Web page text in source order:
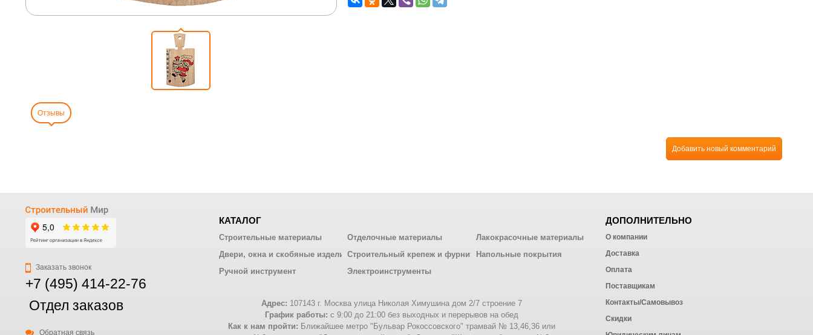
Отзывы
Добавить новый комментарий
Заказать звонок
+7 (495) 414-22-76
Отдел заказов
Обратная связь
КАТАЛОГ
Строительные материалы Отделочные материалы
Лакокрасочные материалы
Двери, окна и скобяные изделияСтроительный крепеж и фурнитураНапольные покрытия
Ручной инструмент
Электроинструменты
Адрес: 107143 г. Москва улица Николая Химушина дом 2/7 строение 7
График работы: с 9:00 до 21:00 без выходных и перерывов на обед
Как к нам пройти: Ближайшее метро "Бульвар Рокоссовского" трамвай № 13,46,36 или
ДОПОЛНИТЕЛЬНО
О компании
Доставка
Оплата
Поставщикам
Контакты/Самовывоз
Скидки